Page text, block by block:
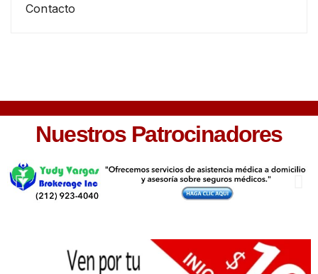
Contacto
Nuestros Patrocinadores